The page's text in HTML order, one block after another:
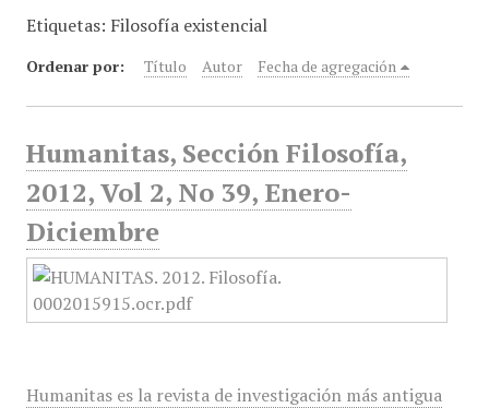
Etiquetas: Filosofía existencial
Ordenar por: Título Autor Fecha de agregación
Humanitas, Sección Filosofía,
2012, Vol 2, No 39, Enero-
Diciembre
Humanitas es la revista de investigación más antigua